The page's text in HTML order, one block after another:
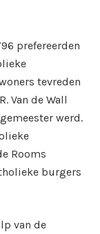
prefereerden
tevreden
Van de Wall
werd.
Rooms
burgers
van de